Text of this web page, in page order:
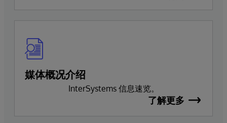
媒体概况介绍
InterSystems 信息速览。
了解更多